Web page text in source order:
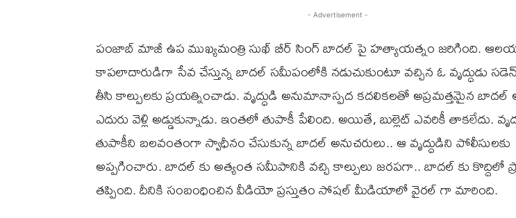
- Advertisement -
పంజాబ్ మాజీ ఉప ముఖ్యమంత్రి సుఖ్ బీర్ సింగ్ బాదల్ పై హత్యాయత్నం జరిగింది.
కాపలాదారుడిగా సేవ చేస్తున్న బాదల్ సమీపంలోకి నడుచుకుంటూ వచ్చిన ఓ వృద్ధుడు
తీసి కాల్పులకు ప్రయత్నించాడు. వృద్ధుడి అనుమానాస్పద కదలికలతో అప్రమత్తమైన బాదల్
ఎదురు వెళ్లి అడ్డుకున్నాడు. ఇంతలో తుపాకీ పేలింది. అయితే, బుల్లెట్ ఎవరికీ తాకలేదు.
తుపాకీని బలవంతంగా స్వాధీనం చేసుకున్న బాదల్ అనుచరులు.. ఆ వృద్ధుడిని పోలీసులకు
అప్పగించారు. బాదల్ కు అత్యంత సమీపానికి వచ్చి కాల్పులు జరపగా.. బాదల్ కు
తప్పింది. దీనికి సంబంధించిన వీడియో ప్రస్తుతం సోషల్ మీడియాలో వైరల్ గా మారింది.